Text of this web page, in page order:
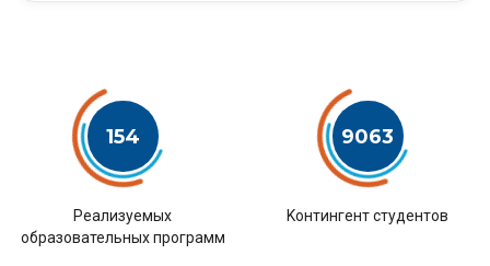
154
Pеализуемых
образовательных программ
9063
Kонтингент студентов